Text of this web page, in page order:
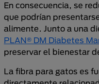
En consecuencia, se
que podrían
alimente. Junto a una
PLAN® DM Diabetes
preservar el bienestar
La fibra para gatos es